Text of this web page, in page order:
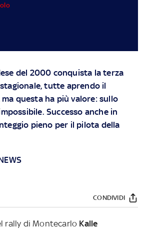
del 2000 conquista la terza
tutte aprendo il
ma questa ha più valore: sullo
Successo anche in
pieno per il pilota della
CONDIVIDI
rally di Montecarlo Kalle